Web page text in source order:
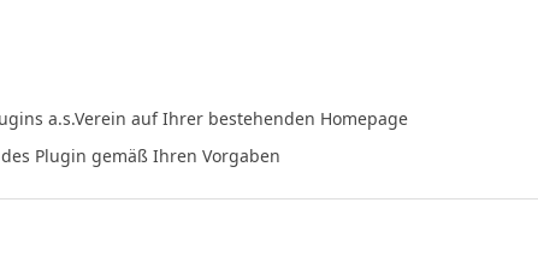
a.s.Verein auf Ihrer bestehenden Homepage
Plugin gemäß Ihren Vorgaben